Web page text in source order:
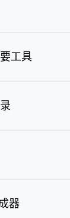
工具
器